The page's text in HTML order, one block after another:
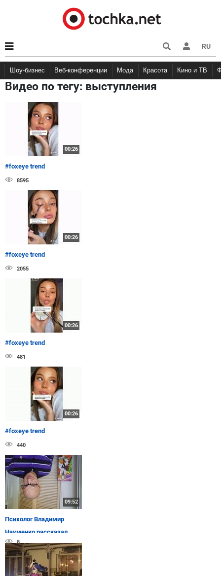
RU
Шоу-бизнес Веб-конференции Мода Красота Кино и ТВ
Видео по тегу: выступления
00:26
#foxeye trend
8595
00:26
#foxeye trend
2055
00:26
#foxeye trend
481
00:26
#foxeye trend
440
09:52
Психолог Владимир
Науменко рассказал
читательницам
tochka.net, почему ...
8